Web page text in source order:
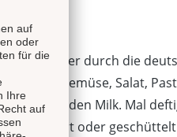
quer durch die
Fleisch, Gemüse, Salat,
bis Golden Milk. Mal
gerührt oder